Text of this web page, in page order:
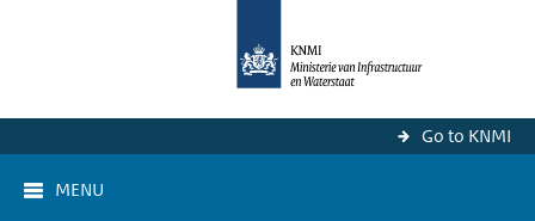
Go to KNMI
MENU